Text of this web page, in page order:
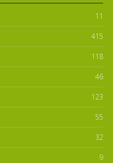
11
415
118
46
123
55
32
9